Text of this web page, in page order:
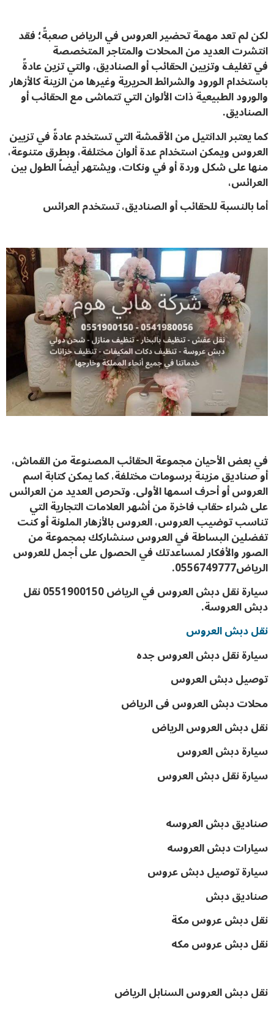
لكن لم تعد مهمة تحضير العروس في الرياض صعبةً؛ فقد
انتشرت العديد من المحلات والمتاجر المتخصصة
في تغليف وتزيين الحقائب أو الصناديق، والتي تزين عادةً
باستخدام الورود والشرائط الحريرية وغيرها من الزينة كالأزهار
والورود الطبيعيةذات الألوان التي تتماشى مع الحقائب أو
الصناديق.
كما يعتبر الدانتيل من الأقمشة التي تستخدم عادةً في تزيين
العروس ويمكن استخدام عدة ألوان مختلفة، وبطرق متنوعة،
منها على شكل وردة أو في ونكات، ويشتهر أيضاً الطول بين
العرائس،
أما بالنسبة للحقائب أو الصناديق، تستخدم العرائس
في بعض الأحيان مجموعة الحقائب المصنوعة من القماش،
أو صناديق مزينة برسومات مختلفة، كما يمكن كتابة اسم
العروس أو أحرف اسمها الأولى. وتحرص العديد من العرائس
على شراء حقاب فاخرة من أشهر العلامات التجارية التي
تناسب توضيب العروس، العروس بالأزهار الملونة أو كنت
تفضلين البساطة في العروس سنشاركك بمجموعة من
الصور والأفكار لمساعدتك في الحصول على أجمل للعروس
الرياض0556749777.
سيارة نقل دبش العروس في الرياض 0551900150 نقل
دبش العروسة.
نقل دبش العروس
سيارة نقل دبش العروس جده
توصيل دبش العروس
محلات دبش العروس فى الرياض
نقل دبش العروس الرياض
سيارة دبش العروس
سيارة نقل دبش العروس
صناديق دبش العروسه
سيارات دبش العروسه
سيارة توصيل دبش عروس
صناديق دبش
نقل دبش عروس مكة
نقل دبش عروس مكه
نقل دبش العروس السنابل الرياض